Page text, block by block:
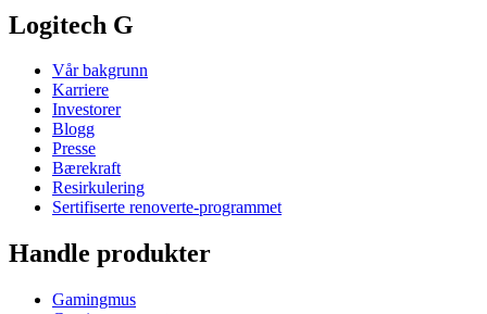
Logitech G
Vår bakgrunn
Karriere
Investorer
Blogg
Presse
Bærekraft
Resirkulering
Sertifiserte renoverte-programmet
Handle produkter
Gamingmus